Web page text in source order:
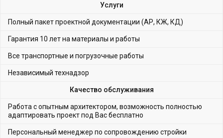
Услуги
Полный пакет проектной документации (АР, КЖ, КД)
Гарантия 10 лет на материалы и работы
Все транспортные и погрузочные работы
Независимый технадзор
Качество обслуживания
Работа с опытным архитектором, возможность полностью
адаптировать проект под Вас бесплатно
Персональный менеджер по сопровождению стройки